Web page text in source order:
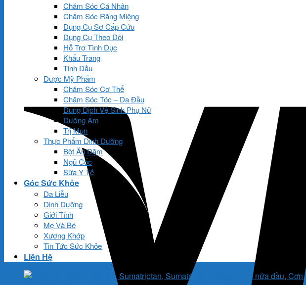
Chăm Sóc Cá Nhân
Chăm Sóc Răng Miệng
Dụng Cụ Sơ Cấp Cứu
Dụng Cụ Theo Dõi
Hỗ Trợ Tình Dục
Khẩu Trang
Tinh Dầu
Dược Mỹ Phẩm
Chăm Sóc Cơ Thể
Chăm Sóc Tóc – Da Đầu
Dung Dịch Vệ Sinh Phụ Nữ
Dưỡng Ẩm
Trị Mụn
Thực Phẩm Dinh Dưỡng
Bột Ăn Dặm
Ngũ Cốc
Sữa Y Tế
Góc Sức Khỏe
Da Liễu
Dinh Dưỡng
Giới Tính
Mẹ Và Bé
Xương Khớp
Tin Tức Sức Khỏe
Liên Hệ